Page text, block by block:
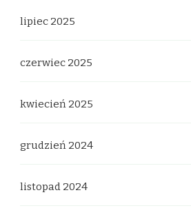
lipiec 2025
czerwiec 2025
kwiecień 2025
grudzień 2024
listopad 2024